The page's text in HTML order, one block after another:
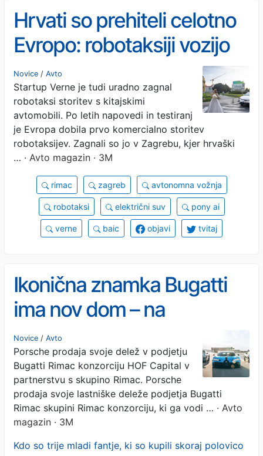
Hrvati so prehiteli celotno
Evropo: robotaksiji vozijo
po Zagrebu, cena vožnje
pa vas bo šokirala
Novice / Avto
Startup Verne je tudi uradno zagnal
robotaksi storitev s kitajskimi
avtomobili. Po letih napovedi in testiranj
je Evropa dobila prvo komercialno storitev
robotaksijev. Zagnali so jo v Zagrebu, kjer hrvaški
… · Avto magazin · 3M
rimac zagreb avtonomna vožnja
robotaksi električni suv pony ai
verne baic objavi tvitaj
Ikonična znamka Bugatti
ima nov dom – na
Hrvaškem
Novice / Avto
Porsche prodaja svoje delež v podjetju
Bugatti Rimac konzorciju HOF Capital v
partnerstvu s skupino Rimac. Porsche
prodaja svoje lastniške deleže podjetja Bugatti
Rimac skupini Rimac konzorciju, ki ga vodi … · Avto
magazin · 3M
Kdo so trije mladi fantje, ki so kupili skoraj polovico